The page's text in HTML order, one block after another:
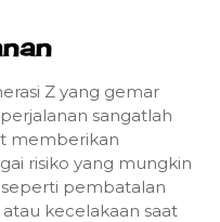
Z yang gemar
sangatlah
memberikan
risiko yang mungkin
seperti pembatalan
kecelakaan saat